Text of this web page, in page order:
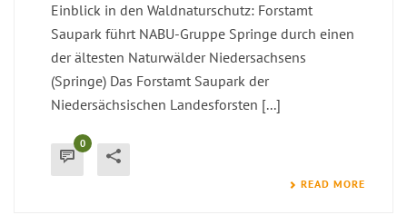
Einblick in den Waldnaturschutz: Forstamt
Saupark führt NABU-Gruppe Springe durch einen
der ältesten Naturwälder Niedersachsens
(Springe) Das Forstamt Saupark der
Niedersächsischen Landesforsten [...]
0
READ MORE